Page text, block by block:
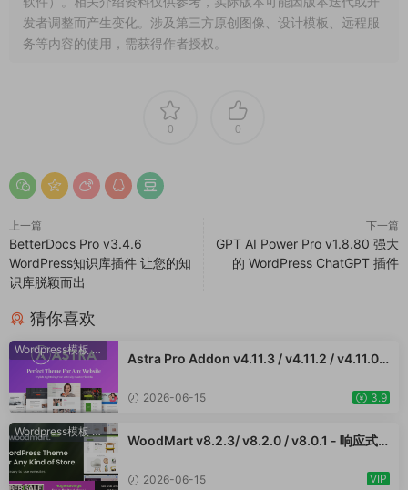
发者调整而产生变化。涉及第三方原创图像、设计模板、远程服
务等内容的使用，需获得作者授权。
0 0
上一篇
BetterDocs Pro v3.4.6
WordPress知识库插件 让您的知
识库脱颖而出
下一篇
GPT AI Power Pro v1.8.80 强大
的 WordPress ChatGPT 插件
猜你喜欢
Wordpress模板· WooCommerce主题
Astra Pro Addon v4.11.3 / v4.11.2 / v4.11.0 /
的完美主题 WordPress WooCommerce 主
模板时尚电子产品、数码产品、时装店、家具
店、装饰品、手表、化妆品、运动鞋子、家居
2026-06-15 3.9
Wordpress模板 WooCommerce主题
WoodMart v8.2.3/ v8.2.0 / v8.0.1 - 响应式
电商独立站商城模板时尚电子产品、数码产
2026-06-15 VIP